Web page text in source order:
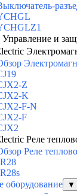
и
Z
K
F-N
F
Реле
Реле
оборудование
▼